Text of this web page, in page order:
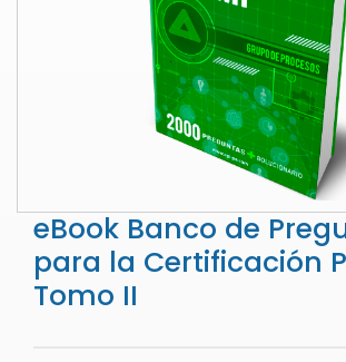
eBook Banco de
para la Certificación
Tomo II